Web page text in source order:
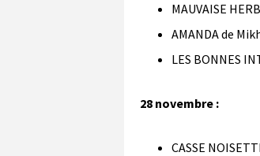
MAUVAISE
AMANDA de
LES BONNES
28 novembre :
CASSE